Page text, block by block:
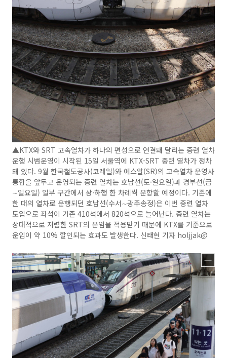
▲KTX와 SRT 고속열차가 하나의 편성으로 연결돼 달리는 중련 열차
운행 시범운영이 시작된 15일 서울역에 KTX-SRT 중련 열차가 정차
돼 있다. 9월 한국철도공사(코레일)와 에스알(SR)의 고속열차 운영사
통합을 앞두고 운영되는 중련 열차는 호남선(토·일요일)과 경부선(금
∼일요일) 일부 구간에서 상·하행 한 차례씩 운항할 예정이다. 기존에
한 대의 열차로 운행되던 호남선(수서∼광주송정)은 이번 중련 열차
도입으로 좌석이 기존 410석에서 820석으로 늘어난다. 중련 열차는
상대적으로 저렴한 SRT의 운임을 적용받기 때문에 KTX를 기준으로
운임이 약 10% 할인되는 효과도 발생한다. 신태현 기자 holjjak@